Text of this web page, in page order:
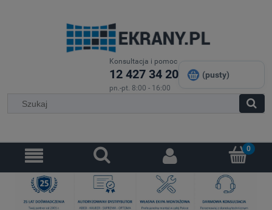
Konsultacja i pomoc
12 427 34 20
pn.-pt. 8:00 - 16:00
(pusty)